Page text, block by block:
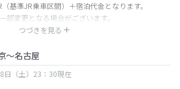
つづきを見る
基準JR乗車区間）＋宿泊代金となります。
部変更となる場合がございます。
・プラン内容は一定時間ごとに更新されます。最
～名古屋
日（土）23：30現在